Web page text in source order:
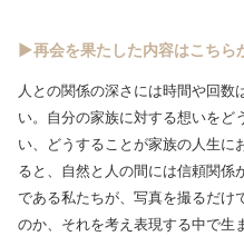
▶再会を果たした内容はこちら
人との関係の深さには時間や回数
い。自分の家族に対する想いをど
い、どうすることが家族の人生に
ると、自然と人の間には信頼関係
である私たちが、写真を撮るだけ
のか、それを考え表現する中で生